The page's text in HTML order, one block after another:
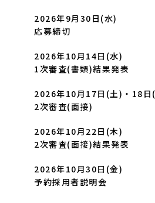
2026年9月30日(水)
応募締切
2026年10月14日(水)
1次審査(書類)結果発表
2026年10月17日(土) ・ 18日
2次審査(面接)
2026年10月22日(木)
2次審査(面接)結果発表
2026年10月30日(金)
予約採用者説明会